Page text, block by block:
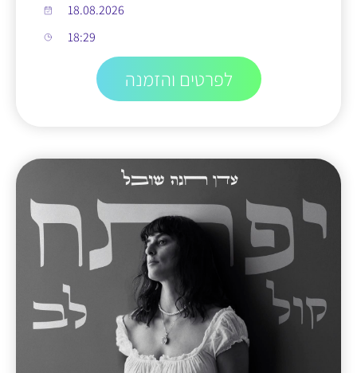
18.08.2026
18:29
לפרטים והזמנה